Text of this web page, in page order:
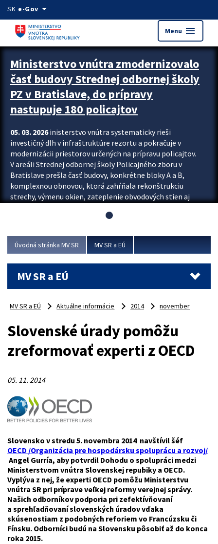
Preskocit na hlavný obsah
SK e-Govarrow_drop_down
Menu menu
Ministerstvo vnútra zmodernizovalo
časť budovy Strednej odbornej školy
PZ v Bratislave, do prípravy
nastupuje 180 policajtov
05. 03. 2026inisterstvo vnútra systematicky rieši
investičný dlh v infraštruktúre rezortu a pokračuje v
modernizácii priestorov určených na prípravu policajtov.
V areáli Strednej odbornej školy Policajného zboru v
Bratislave prešla časť budovy, konkrétne bloky A a B,
komplexnou obnovou, ktorá zahŕňala rekonštrukciu
strechy, výmenu okien, zateplenie obvodových stien aj
aj interiéru, kde vznikli nové učebne a moderné
Viac
Úvodná stránka MV SR MV SR a EÚ
MV SR a EÚ
MV SR a EÚ Aktuálne informácie 2014 november
Slovenské úrady pomôžu
zreformovať experti z OECD
05. 11. 2014
Slovensko v stredu 5. novembra 2014 navštívil šéf
OECD /Organizácia pre hospodársku spoluprácu a rozvoj/
Angel Gurría, aby potvrdil Dohodu o spolupráci medzi
Ministerstvom vnútra Slovenskej repubiky a OECD.
Vyplýva z nej, že experti OECD pomôžu Ministerstvu
vnútra SR pri príprave veľkej reformy verejnej správy.
Našich odborníkov podporia pri zefektívňovaní
a sprehľadňovaní slovenských úradov vďaka
skúsenostiam z podobných reforiem vo Francúzsku či
Fínsku. Odborníci budú na Slovensku pôsobiť až do konca
roka 2015.